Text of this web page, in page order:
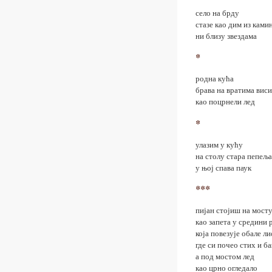
село на брду
стазе као дим из
ни близу звездама
*
родна кућа
брава на вратима виси
као поцрнели лед
*
улазим у кућу
на столу стара
у њој спава паук
***
пијан стојиш на мосту
као запета у средини
која повезује обале
где си почео стих и
а под мостом лед
као црно огледало